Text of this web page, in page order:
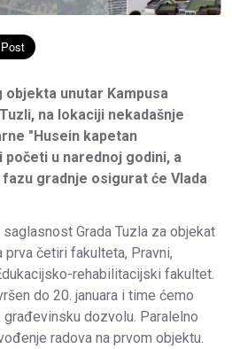
objekta unutar Kampusa
na lokaciji nekadašnje
"Husein kapetan
početi u narednoj godini, a
gradnje osigurat će Vlada
Grada Tuzla za objekat
četiri fakulteta, Pravni,
rehabilitacijski fakultet.
do 20. januara i time ćemo
dozvolu. Paralelno
radova na prvom objektu.